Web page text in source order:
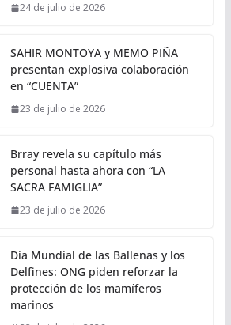
24 de julio de 2026
SAHIR MONTOYA y MEMO PIÑA
presentan explosiva colaboración
en “CUENTA”
23 de julio de 2026
Brray revela su capítulo más
personal hasta ahora con “LA
SACRA FAMIGLIA”
23 de julio de 2026
Día Mundial de las Ballenas y los
Delfines: ONG piden reforzar la
protección de los mamíferos
marinos